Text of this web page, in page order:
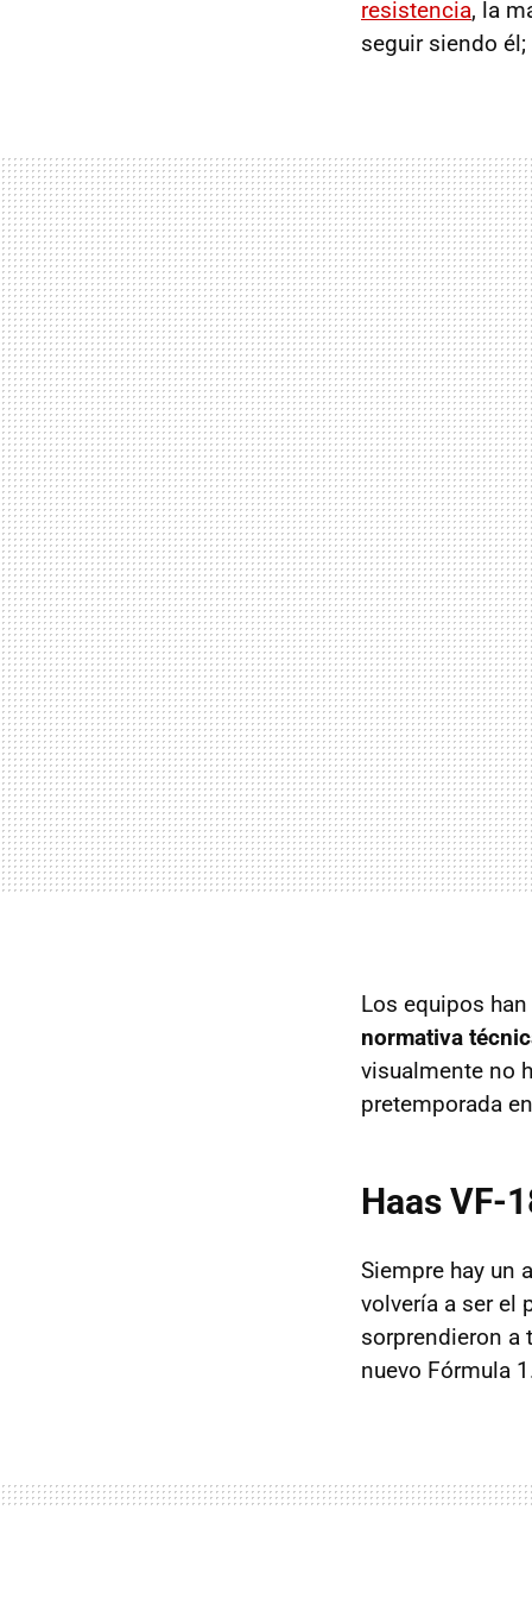
resistencia, la
seguir siendo
Los equipos
normativa
visualmente no
pretemporada
Haas VF-
Siempre hay un
volvería a ser el
sorprendieron a
nuevo Fórmula